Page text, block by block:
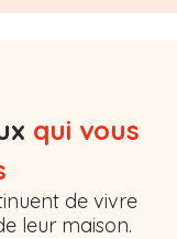
qui vous
de vivre
leur maison.